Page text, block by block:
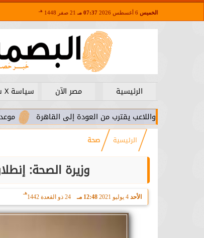
الخميس 07:37 مـ 21 صفر 1448 هـ
الرئيسية مصر الآن سياسة X سياسة
موعد سفر بعثة واللاعب يقترب من العودة إلى القاهرة
الرئيسية صحة
وزيرة الصحة: إنطلاق
الأحد 4 يوليو 2021 12:48 مـ 24 ذو القعدة 1442
هـ